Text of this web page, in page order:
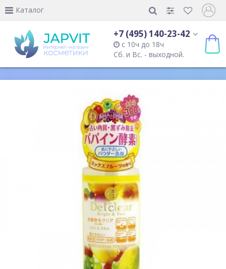
Каталог
+7 (495) 140-23-42
с 10ч до 18ч
Сб. и Вс. - выходной.